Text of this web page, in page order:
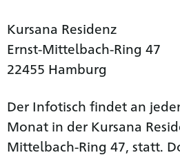
Kursana Residenz
Ernst-Mittelbach-Ring 47
22455 Hamburg
Der Infotisch findet an
Monat in der Kursana
Mittelbach-Ring 47, statt.